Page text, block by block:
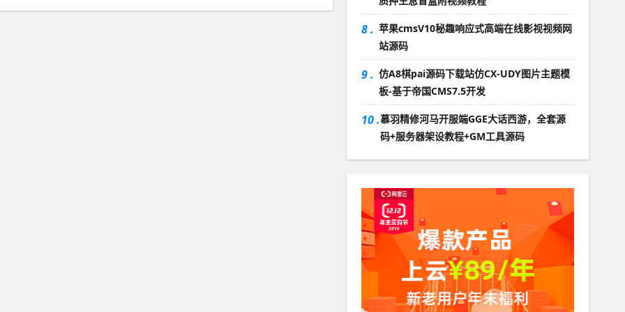
8 . 苹果cmsV10秘趣响应式高端在线影视视频网
站源码
9 . 仿A8棋pai源码下载站仿CX-UDY图片主题模
板-基于帝国CMS7.5开发
10 .慕羽精修河马开服端GGE大话西游，全套源
码+服务器架设教程+GM工具源码